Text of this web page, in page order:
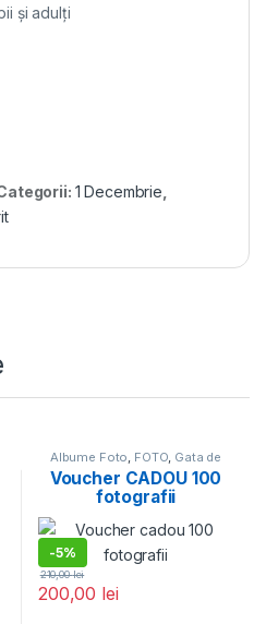
și adulți
1 Decembrie
Albume Foto FOTO Gata de
oferit Printare fotografii
Voucher CADOU 100
fotografii
-5%
200,00 lei
210,00lei